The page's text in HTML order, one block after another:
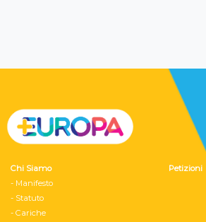
Chi Siamo
- Manifesto
- Statuto
- Cariche
Petizioni